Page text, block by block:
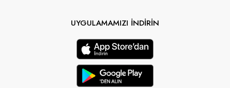
UYGULAMAMIZI İNDİRİN